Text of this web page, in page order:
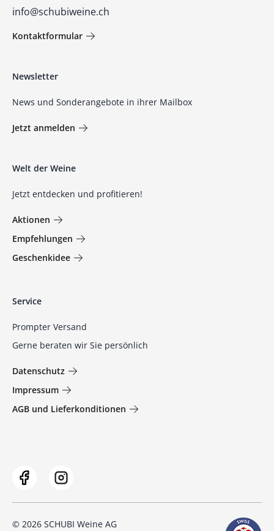
info@schubiweine.ch
Kontaktformular
Newsletter
News und Sonderangebote in ihrer Mailbox
Jetzt anmelden
Welt der Weine
Jetzt entdecken und profitieren!
Aktionen
Empfehlungen
Geschenkidee
Service
Prompter Versand
Gerne beraten wir Sie persönlich
Datenschutz
Impressum
AGB und Lieferkonditionen
© 2026 SCHUBI Weine AG